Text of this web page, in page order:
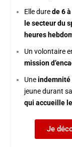
Elle durede 6
le secteur du
heures
Un volontaire
mission
Uneindemnité
jeune durant
qui accueille
Je